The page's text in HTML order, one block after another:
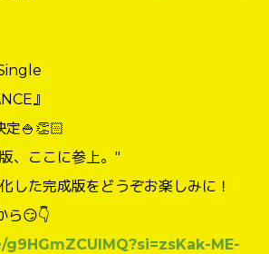
』
定🍚👏🏻
、ここに参上。″
した完成版をどうぞお楽しみに！
ら😏👇
ME-